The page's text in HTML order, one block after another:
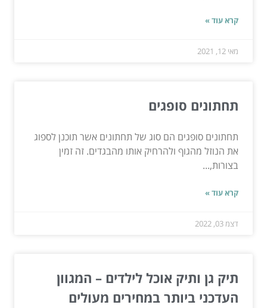
קרא עוד »
מאי 12, 2021
תחתונים סופגים
תחתונים סופגים הם סוג של תחתונים אשר תוכנן לספוג
את הנוזל מהגוף ולהרחיק אותו מהבגדים. זה זמין
בצורות,...
קרא עוד »
דצמ 03, 2022
תיק גן ותיק אוכל לילדים – המגוון
העדכני ביותר במחירים מעולים